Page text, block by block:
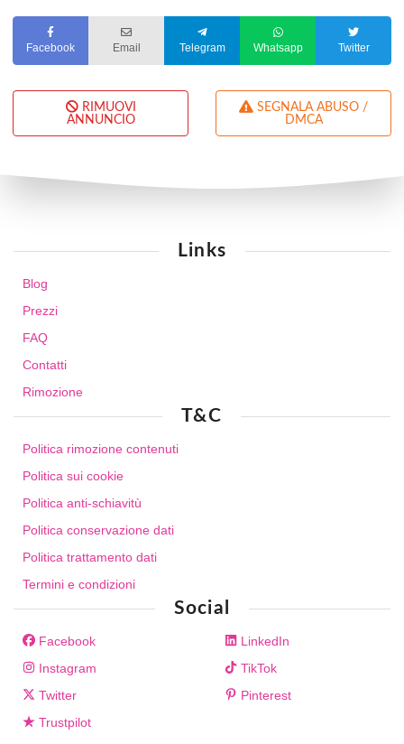
Facebook Email Telegram Whatsapp Twitter
RIMUOVI
ANNUNCIO
DMCA
Links
Blog
Prezzi
FAQ
Contatti
Rimozione
T&C
Politica rimozione contenuti
Politica sui cookie
Politica anti-schiavitù
Politica conservazione dati
Politica trattamento dati
Termini e condizioni
Social
Facebook
Instagram
Twitter
Trustpilot
LinkedIn
TikTok
Pinterest